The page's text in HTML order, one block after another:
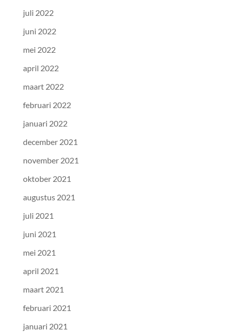
juli 2022
juni 2022
mei 2022
april 2022
maart 2022
februari 2022
januari 2022
december 2021
november 2021
oktober 2021
augustus 2021
juli 2021
juni 2021
mei 2021
april 2021
maart 2021
februari 2021
januari 2021